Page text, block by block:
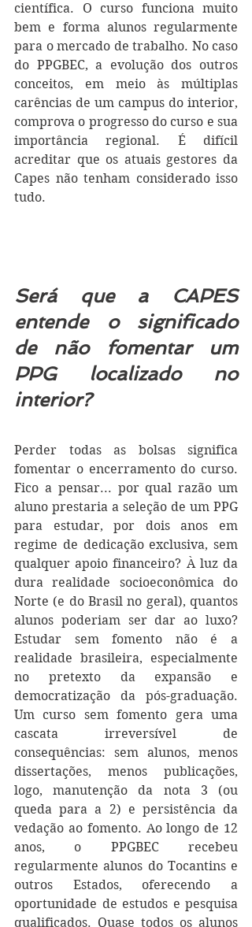
científica. O curso funciona muito
bem e forma alunos regularmente
para o mercado de trabalho. No caso
do PPGBEC, a evolução dos outros
conceitos, em meio às múltiplas
carências de um campus do interior,
comprova o progresso do curso e sua
importância regional. É difícil
acreditar que os atuais gestores da
Capes não tenham considerado isso
tudo.
Será que a CAPES
entende o significado
de não fomentar um
PPG localizado no
interior?
Perder todas as bolsas significa
fomentar o encerramento do curso.
Fico a pensar... por qual razão um
aluno prestaria a seleção de um PPG
para estudar, por dois anos em
regime de dedicação exclusiva, sem
qualquer apoio financeiro? À luz da
dura realidade socioeconômica do
Norte (e do Brasil no geral), quantos
alunos poderiam ser dar ao luxo?
Estudar sem fomento não é a
realidade brasileira, especialmente
no pretexto da expansão e
democratização da pós-graduação.
Um curso sem fomento gera uma
cascata irreversível de
consequências: sem alunos, menos
dissertações, menos publicações,
logo, manutenção da nota 3 (ou
queda para a 2) e persistência da
vedação ao fomento. Ao longo de 12
anos, o PPGBEC recebeu
regularmente alunos do Tocantins e
outros Estados, oferecendo a
oportunidade de estudos e pesquisa
qualificados. Quase todos os alunos